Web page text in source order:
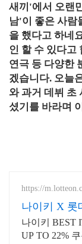
새끼'에서 오랜
남'이 좋은 사람
을 했다고 하네
인 할 수 있다고
연극 등 다양한
겠습니다. 오늘
와 과거 데뷔 초
셨기를 바라며
https://
나이키 X 롯
천원 혜택!
나이키 BEST
UP TO 22%